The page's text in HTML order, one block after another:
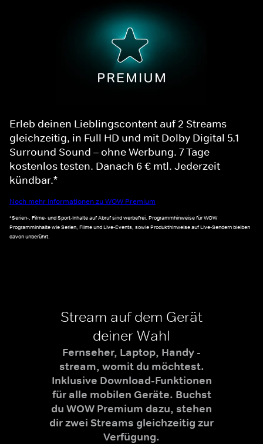
Erleb deinen Lieblingscontent auf 2 Streams
gleichzeitig, in Full HD und mit Dolby Digital 5.1
Surround Sound – ohne Werbung. 7 Tage
kostenlos testen. Danach 6 € mtl. Jederzeit
kündbar.*
Noch mehr Informationen zu WOW Premium
*Serien-, Filme- und Sport-Inhalte auf Abruf sind werbefrei. Programmhinweise für WOW
Programminhalte wie Serien, Filme und Live-Events, sowie Produkthinweise auf Live-Sendern bleiben
davon unberührt.
Stream auf dem Gerät
deiner Wahl
Fernseher, Laptop, Handy -
stream, womit du möchtest.
Inklusive Download-Funktionen
für alle mobilen Geräte. Buchst
du WOW Premium dazu, stehen
dir zwei Streams gleichzeitig zur
Verfügung.